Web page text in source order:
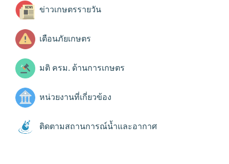
ข่าวเกษตรรายวัน
เตือนภัยเกษตร
มติ ครม. ด้านการเกษตร
หน่วยงานที่เกี่ยวข้อง
ติดตามสถานการณ์น้ำและอากาศ